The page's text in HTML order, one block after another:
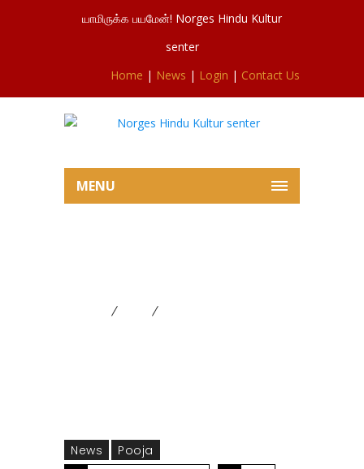
யாமிருக்க பயமேன்! Norges Hindu Kultur
senter
Home | News | Login | Contact Us
MENU
News Pooja